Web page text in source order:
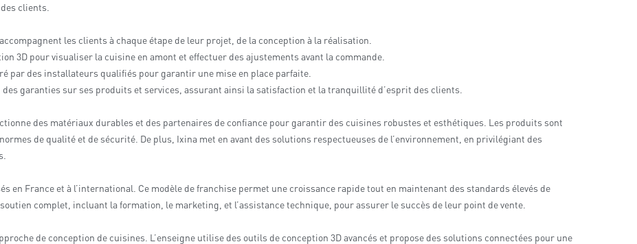
clients.
les clients à chaque étape de leur projet, de la conception à la réalisation.
3D pour visualiser la cuisine en amont et effectuer des ajustements avant la commande.
par des installateurs qualifiés pour garantir une mise en place parfaite.
garanties sur ses produits et services, assurant ainsi la satisfaction et la tranquillité d’esprit des clients.
des matériaux durables et des partenaires de confiance pour garantir des cuisines robustes et esthétiques. Les produits sont
de qualité et de sécurité. De plus, Ixina met en avant des solutions respectueuses de l’environnement, en privilégiant des
en France et à l’international. Ce modèle de franchise permet une croissance rapide tout en maintenant des standards élevés de
complet, incluant la formation, le marketing, et l’assistance technique, pour assurer le succès de leur point de vente.
de conception de cuisines. L’enseigne utilise des outils de conception 3D avancés et propose des solutions connectées pour une